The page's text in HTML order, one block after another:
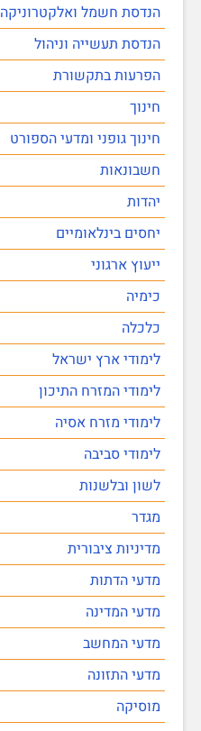
הנדסת חשמל ואלקטרוניקה
הנדסת תעשייה וניהול
הפרעות בתקשורת
חינוך
חינוך גופני ומדעי הספורט
חשבונאות
יהדות
יחסים בינלאומיים
ייעוץ ארגוני
כימיה
כלכלה
לימודי ארץ ישראל
לימודי המזרח התיכון
לימודי מזרח אסיה
לימודי סביבה
לשון ובלשנות
מגדר
מדיניות ציבורית
מדעי הדתות
מדעי המדינה
מדעי המחשב
מדעי התזונה
מוסיקה